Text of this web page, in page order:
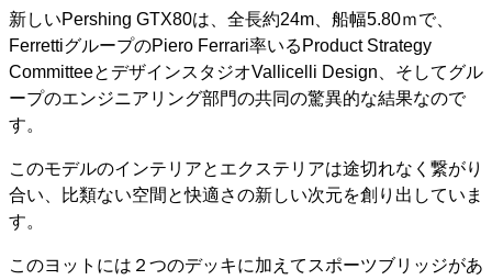
新しいPershing GTX80は、全長約24m、船幅5.80ｍで、
FerrettiグループのPiero Ferrari率いるProduct Strategy
CommitteeとデザインスタジオVallicelli Design、そしてグル
ープのエンジニアリング部門の共同の驚異的な結果なので
す。
このモデルのインテリアとエクステリアは途切れなく繋がり
合い、比類ない空間と快適さの新しい次元を創り出していま
す。
このヨットには２つのデッキに加えてスポーツブリッジがあ